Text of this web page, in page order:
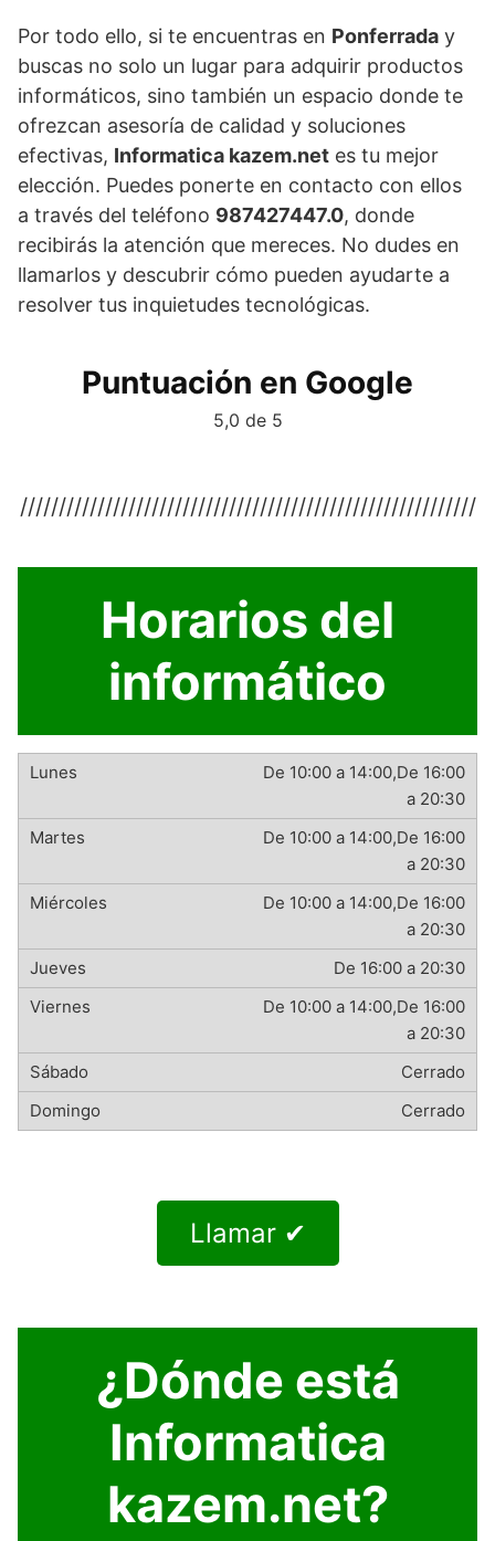
Por todo ello, si te encuentras en Ponferrada y
buscas no solo un lugar para adquirir productos
informáticos, sino también un espacio donde te
ofrezcan asesoría de calidad y soluciones
efectivas, Informatica kazem.net es tu mejor
elección. Puedes ponerte en contacto con ellos
a través del teléfono 987427447.0, donde
recibirás la atención que mereces. No dudes en
llamarlos y descubrir cómo pueden ayudarte a
resolver tus inquietudes tecnológicas.
Puntuación en Google
5,0 de 5
///////////////////////////////////////////////////////////
Horarios del
informático
De 10:00 a 14:00,De 16:00
a 20:30
De 10:00 a 14:00,De 16:00
a 20:30
De 10:00 a 14:00,De 16:00
a 20:30
De 16:00 a 20:30
De 10:00 a 14:00,De 16:00
a 20:30
Cerrado
Cerrado
Llamar ✔
¿Dónde está
Informatica
kazem.net?